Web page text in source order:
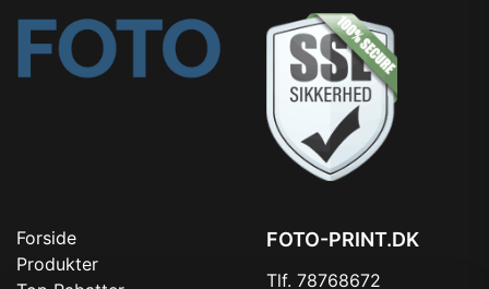
Forside
Produkter
FOTO-PRINT.DK
Tlf. 78768672